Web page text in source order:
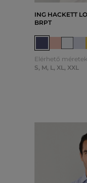
ING HACKETT
BRPT
Elérhető
S, M, L, XL, XXL